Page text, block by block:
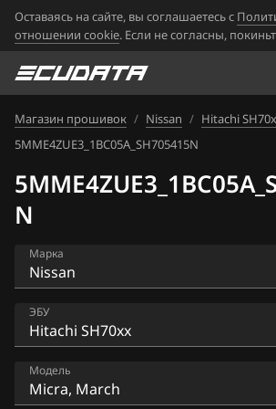
Оставаясь на сайте, вы соглашаетесь с
отношении cookie. Если не согласны,
Магазин прошивок / Nissan / Hitachi
5MME4ZUE3_1BC05A_SH705415N
N
Марка
Acura
Alfa Romeo
ATLAS
ЭБУ
Bosch EDC16CP33
Bosch EDC17C84
Модель